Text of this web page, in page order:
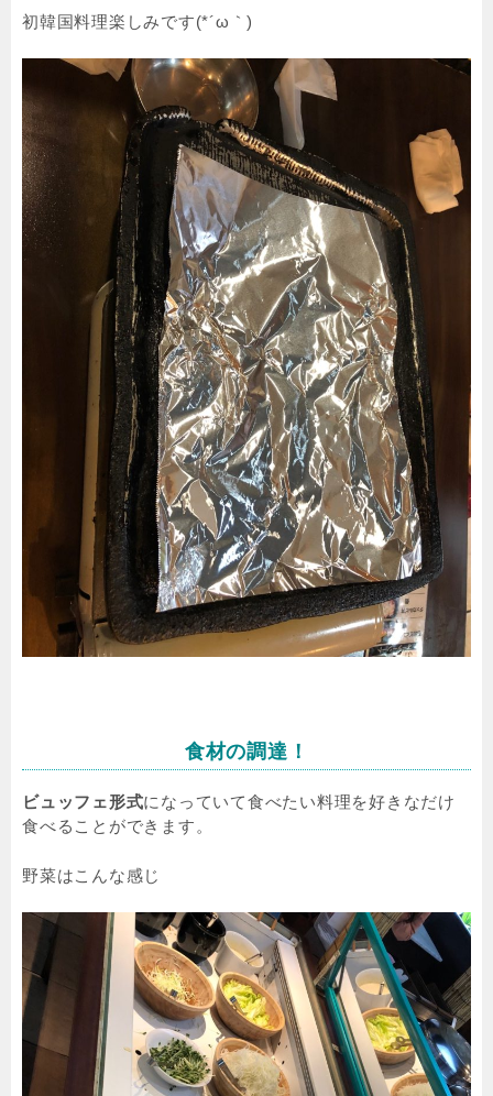
初韓国料理楽しみです(*´ω｀)
食材の調達！
ビュッフェ形式になっていて食べたい料理を好きなだけ
食べることができます。
野菜はこんな感じ